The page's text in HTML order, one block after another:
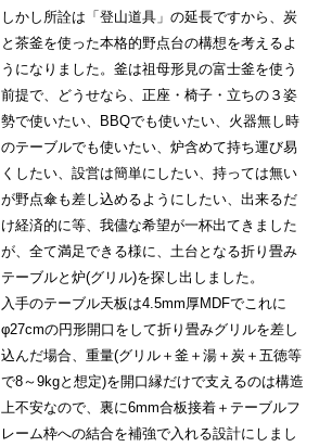
しかし所詮は「登山道具」の延長ですから、炭
と茶釜を使った本格的野点台の構想を考えるよ
うになりました。釜は祖母形見の富士釜を使う
前提で、どうせなら、正座・椅子・立ちの３姿
勢で使いたい、BBQでも使いたい、火器無し時
のテーブルでも使いたい、炉含めて持ち運び易
くしたい、設営は簡単にしたい、持っては無い
が野点傘も差し込めるようにしたい、出来るだ
け経済的に等、我儘な希望が一杯出てきました
が、全て満足できる様に、土台となる折り畳み
テーブルと炉(グリル)を探し出しました。
入手のテーブル天板は4.5mm厚MDFでこれに
φ27cmの円形開口をして折り畳みグリルを差し
込んだ場合、重量(グリル＋釜＋湯＋炭＋五徳等
で8～9kgと想定)を開口縁だけで支えるのは構造
上不安なので、裏に6mm合板接着＋テーブルフ
レーム枠への結合を補強で入れる設計にしまし